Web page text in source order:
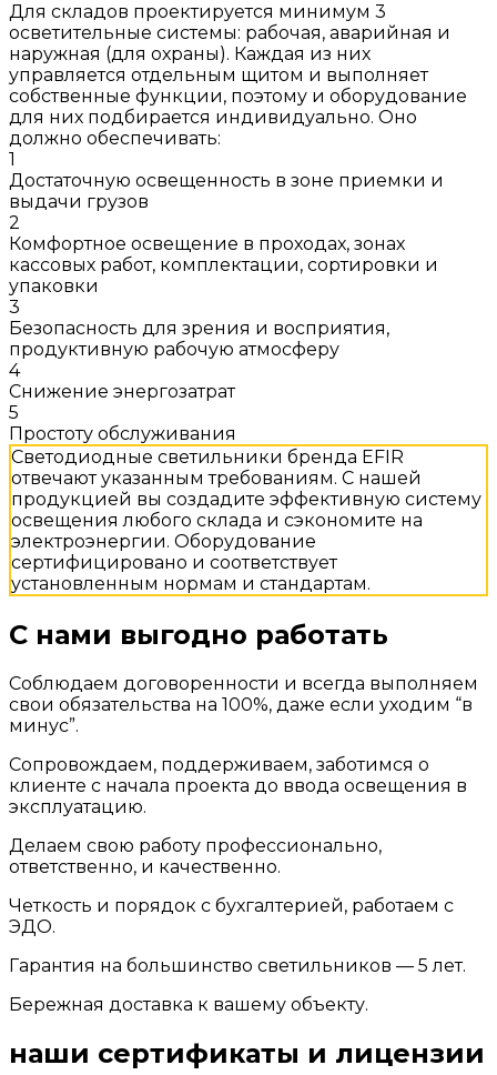
Для складов проектируется минимум 3
осветительные системы: рабочая, аварийная и
наружная (для охраны). Каждая из них
управляется отдельным щитом и выполняет
собственные функции, поэтому и оборудование
для них подбирается индивидуально. Оно
должно обеспечивать:
1
Достаточную освещенность в зоне приемки и
выдачи грузов
2
Комфортное освещение в проходах, зонах
кассовых работ, комплектации, сортировки и
упаковки
3
Безопасность для зрения и восприятия,
продуктивную рабочую атмосферу
4
Снижение энергозатрат
5
Простоту обслуживания
Светодиодные светильники бренда EFIR
отвечают указанным требованиям. С нашей
продукцией вы создадите эффективную систему
освещения любого склада и сэкономите на
электроэнергии. Оборудование
сертифицировано и соответствует
установленным нормам и стандартам.
С нами выгодно работать
Соблюдаем договоренности и всегда выполняем
свои обязательства на 100%, даже если уходим “в
минус”.
Сопровождаем, поддерживаем, заботимся о
клиенте с начала проекта до ввода освещения в
эксплуатацию.
Делаем свою работу профессионально,
ответственно, и качественно.
Четкость и порядок с бухгалтерией, работаем с
ЭДО.
Гарантия на большинство светильников — 5 лет.
Бережная доставка к вашему объекту.
наши сертификаты и лицензии